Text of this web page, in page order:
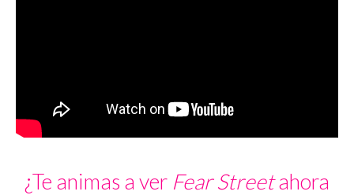
¿Te animas a ver Fear Streetahora